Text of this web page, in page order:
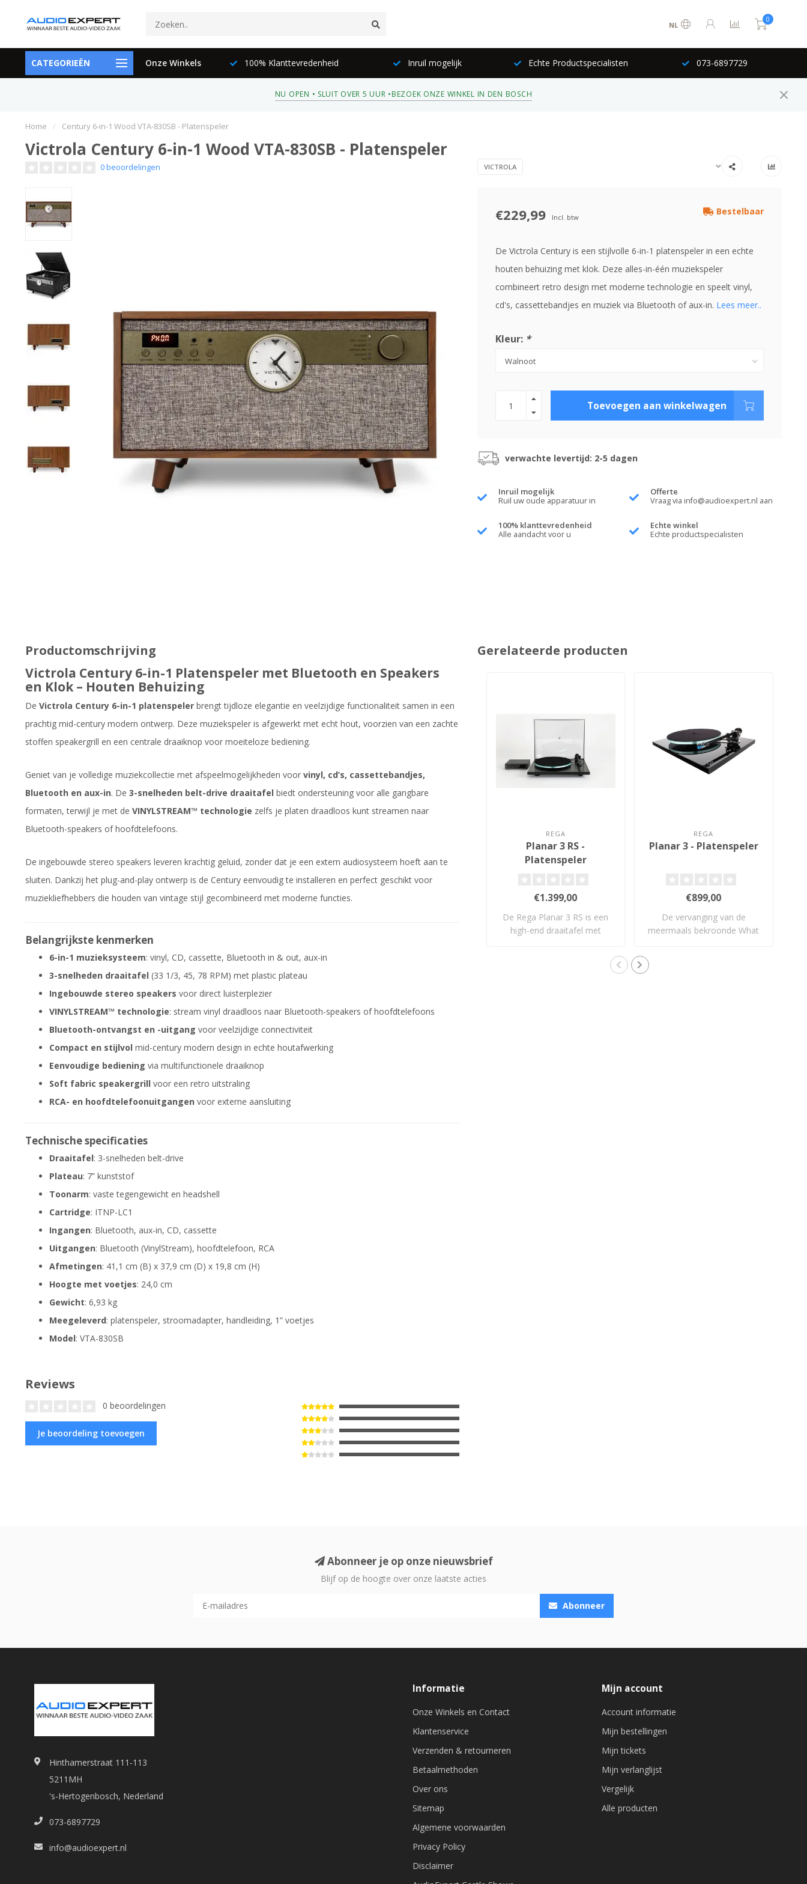
NL
0
CATEGORIEËN Onze Winkels
073-6897729 100% Klanttevredenheid Inruil mogelijk Echte Productspecialisten 073-6897729
NU OPEN • SLUIT OVER 5 UUR •BEZOEK ONZE WINKEL IN DEN BOSCH
Home / Century 6-in-1 Wood VTA-830SB - Platenspeler
Victrola Century 6-in-1 Wood VTA-830SB - Platenspeler
0 beoordelingen VICTROLA
€229,99 Incl. btw
Bestelbaar
De Victrola Century is een stijlvolle 6-in-1 platenspeler in een echte
houten behuizing met klok. Deze alles-in-één muziekspeler
combineert retro design met moderne technologie en speelt vinyl,
cd's, cassettebandjes en muziek via Bluetooth of aux-in. Lees meer..
Kleur: *
Toevoegen aan winkelwagen
verwachte levertijd: 2-5 dagen
Inruil mogelijk
Ruil uw oude apparatuur in
Offerte
Vraag via info@audioexpert.nl aan
100% klanttevredenheid
Alle aandacht voor u
Echte winkel
Echte productspecialisten
Productomschrijving
Victrola Century 6-in-1 Platenspeler met Bluetooth en Speakers
en Klok – Houten Behuizing
De Victrola Century 6-in-1 platenspeler brengt tijdloze elegantie en veelzijdige functionaliteit samen in een
prachtig mid-century modern ontwerp. Deze muziekspeler is afgewerkt met echt hout, voorzien van een zachte
stoffen speakergrill en een centrale draaiknop voor moeiteloze bediening.
Geniet van je volledige muziekcollectie met afspeelmogelijkheden voor vinyl, cd’s, cassettebandjes,
Bluetooth en aux-in. De 3-snelheden belt-drive draaitafel biedt ondersteuning voor alle gangbare
formaten, terwijl je met de VINYLSTREAM™ technologie zelfs je platen draadloos kunt streamen naar
Bluetooth-speakers of hoofdtelefoons.
De ingebouwde stereo speakers leveren krachtig geluid, zonder dat je een extern audiosysteem hoeft aan te
sluiten. Dankzij het plug-and-play ontwerp is de Century eenvoudig te installeren en perfect geschikt voor
muziekliefhebbers die houden van vintage stijl gecombineerd met moderne functies.
Belangrijkste kenmerken
6-in-1 muzieksysteem: vinyl, CD, cassette, Bluetooth in & out, aux-in
3-snelheden draaitafel (33 1/3, 45, 78 RPM) met plastic plateau
Ingebouwde stereo speakers voor direct luisterplezier
VINYLSTREAM™ technologie: stream vinyl draadloos naar Bluetooth-speakers of hoofdtelefoons
Bluetooth-ontvangst en -uitgang voor veelzijdige connectiviteit
Compact en stijlvol mid-century modern design in echte houtafwerking
Eenvoudige bediening via multifunctionele draaiknop
Soft fabric speakergrill voor een retro uitstraling
RCA- en hoofdtelefoonuitgangen voor externe aansluiting
Technische specificaties
Draaitafel: 3-snelheden belt-drive
Plateau: 7” kunststof
Toonarm: vaste tegengewicht en headshell
Cartridge: ITNP-LC1
Ingangen: Bluetooth, aux-in, CD, cassette
Uitgangen: Bluetooth (VinylStream), hoofdtelefoon, RCA
Afmetingen: 41,1 cm (B) x 37,9 cm (D) x 19,8 cm (H)
Hoogte met voetjes: 24,0 cm
Gewicht: 6,93 kg
Meegeleverd: platenspeler, stroomadapter, handleiding, 1” voetjes
Model: VTA-830SB
Reviews
0 beoordelingen
Je beoordeling toevoegen
Gerelateerde producten
REGA
Planar 3 RS -
Platenspeler
€1.399,00
De Rega Planar 3 RS is een
high-end draaitafel met
REGA
Planar 3 - Platenspeler
€899,00
De vervanging van de
meermaals bekroonde What
Abonneer je op onze nieuwsbrief
Blijf op de hoogte over onze laatste acties
Abonneer
Hinthamerstraat 111-113
5211MH
's-Hertogenbosch, Nederland
073-6897729
info@audioexpert.nl
Informatie
Onze Winkels en Contact
Klantenservice
Verzenden & retourneren
Betaalmethoden
Over ons
Sitemap
Algemene voorwaarden
Privacy Policy
Disclaimer
Mijn account
Account informatie
Mijn bestellingen
Mijn tickets
Mijn verlanglijst
Vergelijk
Alle producten